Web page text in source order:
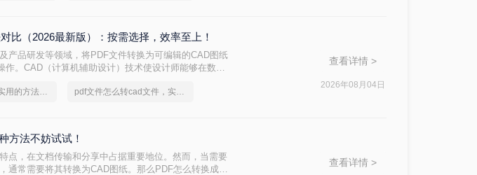
比（2026最新版）：按需选择，效率至上！
产品研发等领域，将PDF文件转换为可编辑的CAD图纸
作。CAD（计算机辅助设计）技术使设计师能够在数字
纸，如何选择最合适的转换方式，直接影响工作效率和
pdf在线转cad，实用的方法来了 pdf文件怎么转cad文件，实用方法不要错过
查看详情 >
2026年08月04日
方法不妨试试！
点，在文档传输和分享中占据重要地位。然而，当需要
通常需要将其转换为CAD图纸。那么PDF怎么转换成
查看详情 >